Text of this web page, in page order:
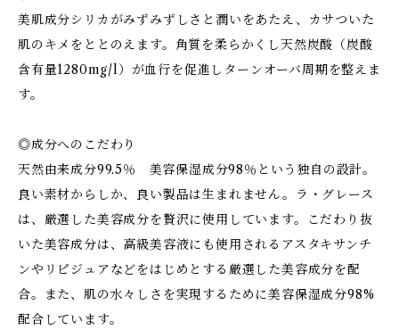
美肌成分シリカがみずみずしさと潤いをあたえ、カサついた
肌のキメをととのえます。角質を柔らかくし天然炭酸（炭酸
含有量1280mg/l）が血行を促進しターンオーバ周期を整えま
す。
◎成分へのこだわり
天然由来成分99.5％ 美容保湿成分98％という独自の設計。
良い素材からしか、良い製品は生まれません。ラ・グレース
は、厳選した美容成分を贅沢に使用しています。こだわり抜
いた美容成分は、高級美容液にも使用されるアスタキサンチ
ンやリピジュアなどをはじめとする厳選した美容成分を配
合。また、肌の水々しさを実現するために美容保湿成分98%
配合しています。